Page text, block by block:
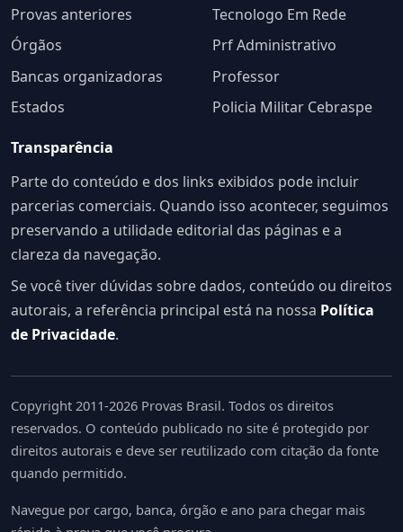
Provas anteriores
Órgãos
Bancas organizadoras
Estados
Tecnologo Em Rede
Prf Administrativo
Professor
Policia Militar Cebraspe
Transparência
Parte do conteúdo e dos links exibidos pode incluir
parcerias comerciais. Quando isso acontecer, seguimos
preservando a utilidade editorial das páginas e a
clareza da navegação.
Se você tiver dúvidas sobre dados, conteúdo ou direitos
autorais, a referência principal está na nossa Política
de Privacidade.
Copyright 2011-2026 Provas Brasil. Todos os direitos
reservados. O conteúdo publicado no site é protegido por
direitos autorais e deve ser reutilizado com citação da fonte
quando permitido.
Navegue por cargo, banca, órgão e ano para chegar mais